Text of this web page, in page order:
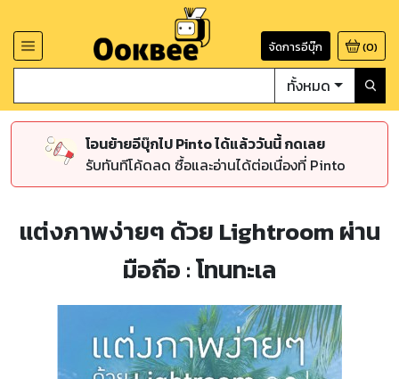
จัดการอีบุ๊ก (0)
ทั้งหมด
โอนย้ายอีบุ๊กไป Pinto ได้แล้ววันนี้ กดเลย
รับทันทีโค้ดลด ซื้อและอ่านได้ต่อเนื่องที่ Pinto
แต่งภาพง่ายๆ ด้วย Lightroom ผ่าน
มือถือ : โทนทะเล